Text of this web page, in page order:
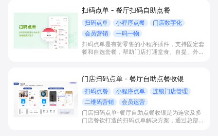
扫码点单 - 餐厅扫码自助点餐
扫码点单 小程序点餐
门店数字化
会员营销
一码一物
扫码点单是有赞零售的小程序插件，支持固定套
餐和自选套餐，帮助门店打通堂食、自提、外送
门店扫码点单 - 餐厅自助点餐收银
扫码点餐 小程序点单
连锁门店管理
二维码营销
会员运营
门店扫码点单-餐厅自助点餐收银是为连锁及多
门店餐饮打造的扫码点单解决方案，通过总部统